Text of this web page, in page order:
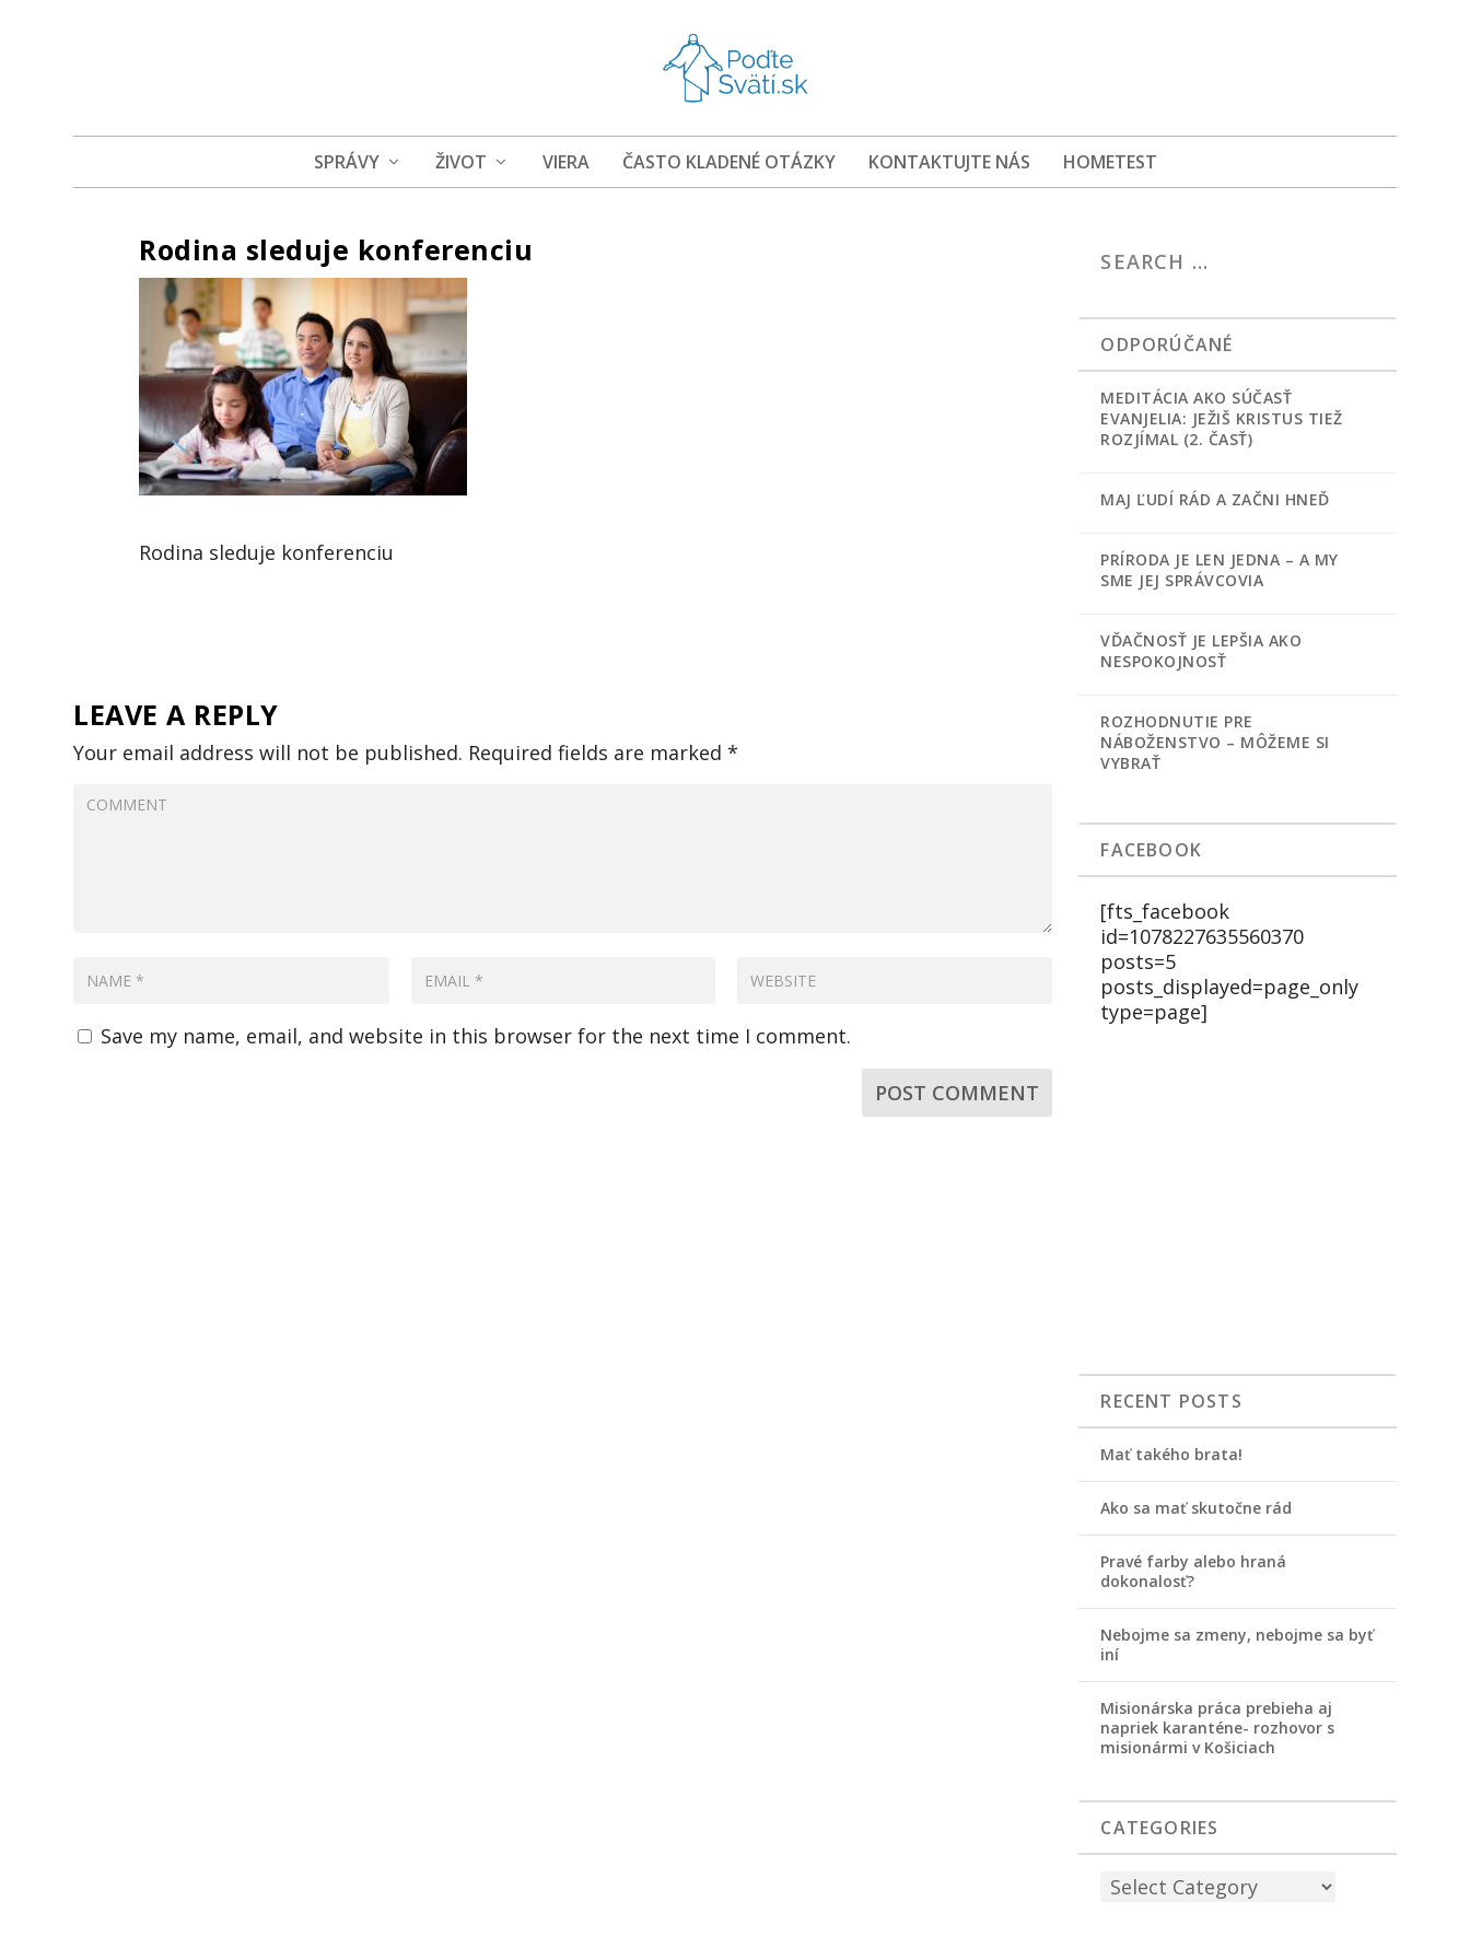
SPRÁVY ŽIVOT VIERA ČASTO KLADENÉ OTÁZKY KONTAKTUJTE NÁS HOMETEST
Rodina sleduje konferenciu
Rodina sleduje konferenciu
LEAVE A REPLY
Your email address will not be published. Required fields are marked*
Save my name, email, and website in this browser for the next time I comment.
ODPORÚČANÉ
MEDITÁCIA AKO SÚČASŤ
EVANJELIA: JEŽIŠ KRISTUS TIEŽ
ROZJÍMAL (2. ČASŤ)
MAJ ĽUDÍ RÁD A ZAČNI HNEĎ
PRÍRODA JE LEN JEDNA – A MY
SME JEJ SPRÁVCOVIA
VĎAČNOSŤ JE LEPŠIA AKO
NESPOKOJNOSŤ
ROZHODNUTIE PRE
NÁBOŽENSTVO – MÔŽEME SI
VYBRAŤ
FACEBOOK
[fts_facebook
id=1078227635560370
posts=5
posts_displayed=page_only
type=page]
RECENT POSTS
Mať takého brata!
Ako sa mať skutočne rád
Pravé farby alebo hraná
dokonalosť?
Nebojme sa zmeny, nebojme sa byť
iní
Misionárska práca prebieha aj
napriek karanténe- rozhovor s
misionármi v Košiciach
CATEGORIES